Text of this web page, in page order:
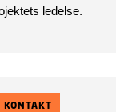
KONTAKT
ledelse.